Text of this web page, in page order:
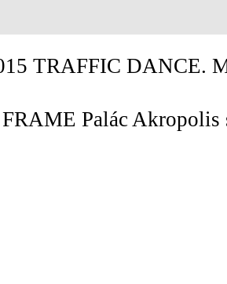
TRAFFIC DANCE.
Palác Akropolis